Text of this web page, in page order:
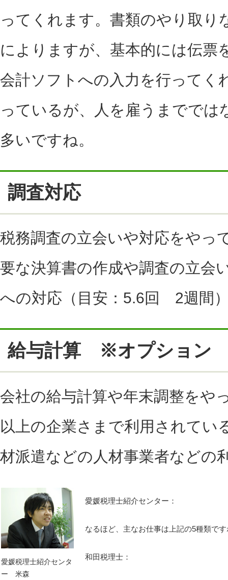
ってくれます。書類のやり取り
によりますが、基本的には伝票
会計ソフトへの入力を行ってく
っているが、人を雇うまででは
多いですね。
調査対応
税務調査の立会いや対応をやっ
要な決算書の作成や調査の立会
への対応（目安：5.6回 2週間
給与計算 ※オプション
会社の給与計算や年末調整をや
以上の企業さまで利用されて
材派遣などの人材事業者などの
愛媛税理士紹介センタ
ー 米森
愛媛税理士紹介センター：
なるほど、主なお仕事は上記の5種類で
和田税理士：